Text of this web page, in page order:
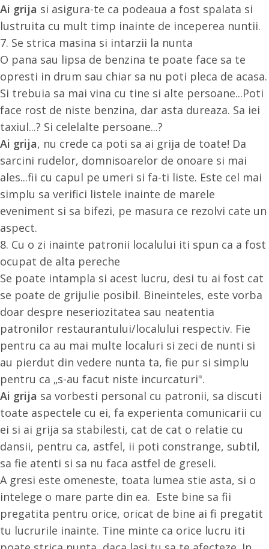
Ai grija si asigura-te ca podeaua a fost spalata si
lustruita cu mult timp inainte de inceperea nuntii.
7. Se strica masina si intarzii la nunta
O pana sau lipsa de benzina te poate face sa te
opresti in drum sau chiar sa nu poti pleca de acasa.
Si trebuia sa mai vina cu tine si alte persoane...Poti
face rost de niste benzina, dar asta dureaza. Sa iei
taxiul...? Si celelalte persoane...?
Ai grija, nu crede ca poti sa ai grija de toate! Da
sarcini rudelor, domnisoarelor de onoare si mai
ales...fii cu capul pe umeri si fa-ti liste. Este cel mai
simplu sa verifici listele inainte de marele
eveniment si sa bifezi, pe masura ce rezolvi cate un
aspect.
8. Cu o zi inainte patronii localului iti spun ca a fost
ocupat de alta pereche
Se poate intampla si acest lucru, desi tu ai fost cat
se poate de grijulie posibil. Bineinteles, este vorba
doar despre neseriozitatea sau neatentia
patronilor restaurantului/localului respectiv. Fie
pentru ca au mai multe localuri si zeci de nunti si
au pierdut din vedere nunta ta, fie pur si simplu
pentru ca „s-au facut niste incurcaturi".
Ai grija sa vorbesti personal cu patronii, sa discuti
toate aspectele cu ei, fa experienta comunicarii cu
ei si ai grija sa stabilesti, cat de cat o relatie cu
dansii, pentru ca, astfel, ii poti constrange, subtil,
sa fie atenti si sa nu faca astfel de greseli.
A gresi este omeneste, toata lumea stie asta, si o
intelege o mare parte din ea. Este bine sa fii
pregatita pentru orice, oricat de bine ai fi pregatit
tu lucrurile inainte. Tine minte ca orice lucru iti